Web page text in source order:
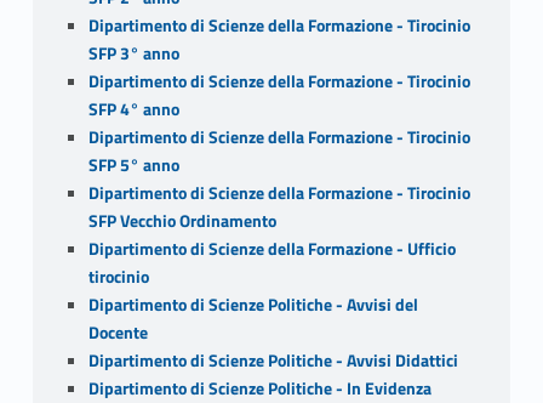
Dipartimento di Scienze della Formazione - Tirocinio
SFP 3° anno
Dipartimento di Scienze della Formazione - Tirocinio
SFP 4° anno
Dipartimento di Scienze della Formazione - Tirocinio
SFP 5° anno
Dipartimento di Scienze della Formazione - Tirocinio
SFP Vecchio Ordinamento
Dipartimento di Scienze della Formazione - Ufficio
tirocinio
Dipartimento di Scienze Politiche - Avvisi del
Docente
Dipartimento di Scienze Politiche - Avvisi Didattici
Dipartimento di Scienze Politiche - In Evidenza